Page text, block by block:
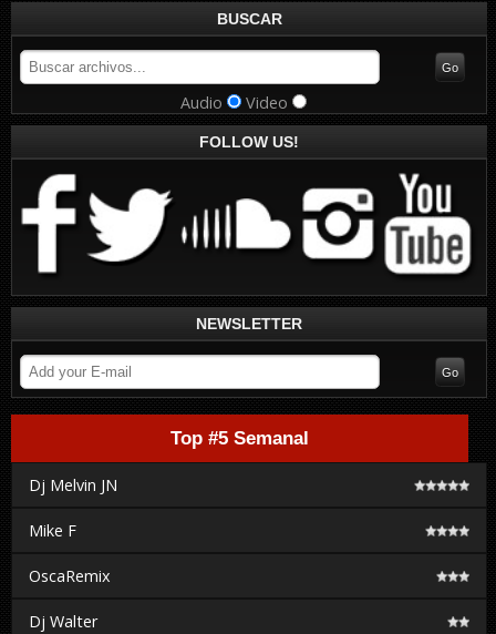
BUSCAR
Audio Video
FOLLOW US!
NEWSLETTER
Top #5 Semanal
Dj Melvin JN
Mike F
OscaRemix
Dj Walter